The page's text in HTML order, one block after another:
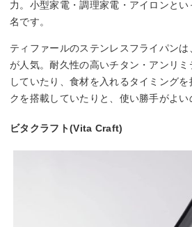
力。小型家電・調理家電・アイロンと
名です。
ティファールのステンレスフライパン
が人気。耐久性の高いチタン・アンリ
していたり、食材を入れるタイミング
クを搭載していたりと、使い勝手がよい
ビタクラフト(Vita Craft)